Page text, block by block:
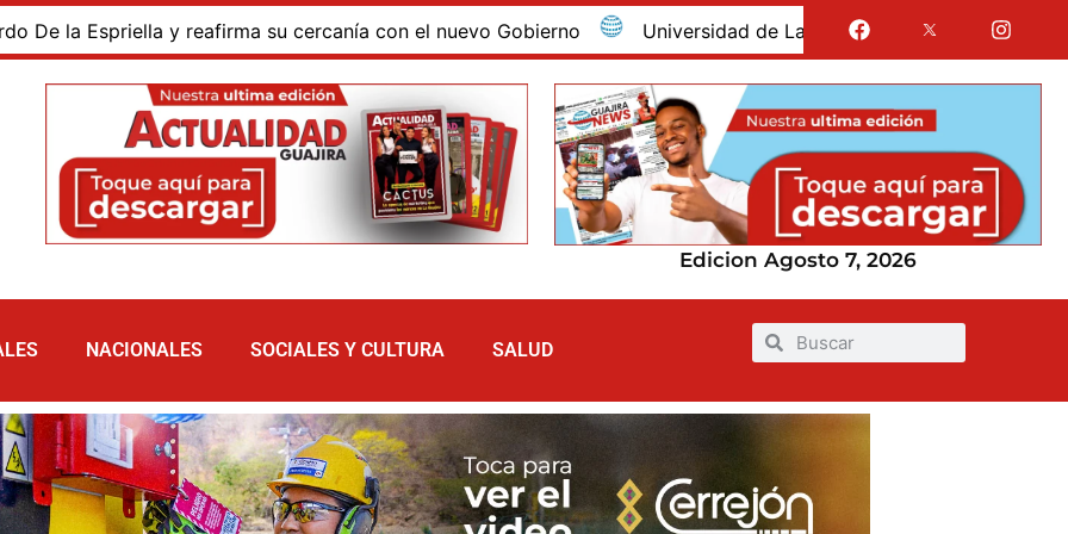
Espriella y reafirma su cercanía con el nuevo Gobierno Universidad de La Guajira celebró la obtención del
Edicion Agosto 7, 2026
NACIONALES SOCIALES Y CULTURA SALUD